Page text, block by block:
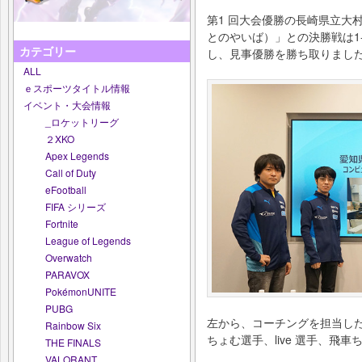
カテゴリー
ALL
ｅスポーツタイトル情報
イベント・大会情報
_ロケットリーグ
２XKO
Apex Legends
Call of Duty
eFootball
FIFA シリーズ
Fortnite
League of Legends
Overwatch
PARAVOX
PokémonUNITE
PUBG
Rainbow Six
THE FINALS
第1 回大会優勝の長崎県立大
とのやいば）」との決勝戦は
し、見事優勝を勝ち取りまし
左から、コーチングを担当し
ちょむ選手、live 選手、飛車